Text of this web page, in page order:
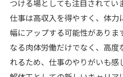
つける場としても注目されてい
仕事は高収入を得やすく、体力
幅にアップする可能性がありま
なる肉体労働だけでなく、高度
れるため、仕事のやりがいも感